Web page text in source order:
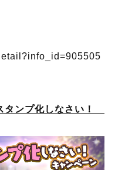
タンプ化しなさい！